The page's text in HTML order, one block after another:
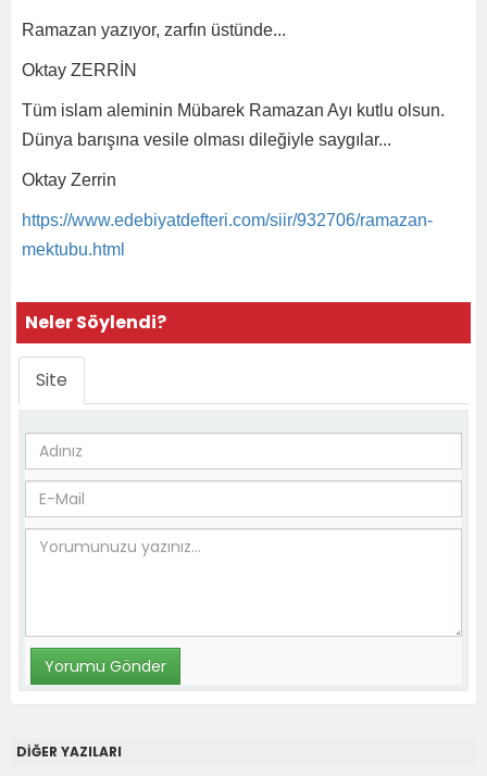
Ramazan yazıyor, zarfın üstünde...
Oktay ZERRİN
Tüm islam aleminin Mübarek Ramazan Ayı kutlu olsun.
Dünya barışına vesile olması dileğiyle saygılar...
Oktay Zerrin
https://www.edebiyatdefteri.com/siir/932706/ramazan-
mektubu.html
Neler Söylendi?
Site
DİĞER YAZILARI